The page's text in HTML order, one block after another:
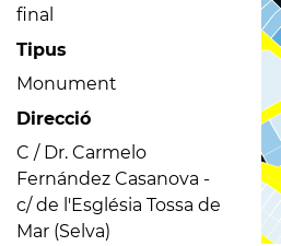
final
Tipus
Monument
Direcció
C / Dr. Carmelo
Fernández Casanova -
c/ de l'Església Tossa de
Mar (Selva)